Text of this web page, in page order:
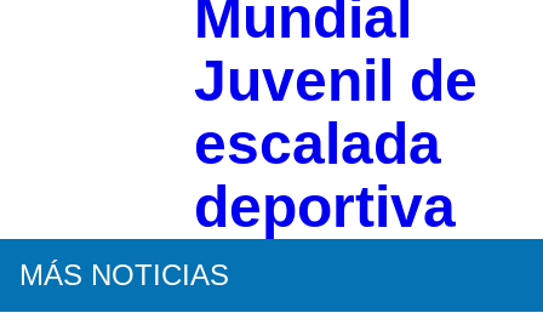
Mundial
Juvenil de
escalada
deportiva
MÁS NOTICIAS